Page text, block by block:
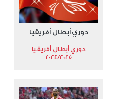
دوري أبطال أفريقيا
دوري أبطال أفريقيا
2024/2025